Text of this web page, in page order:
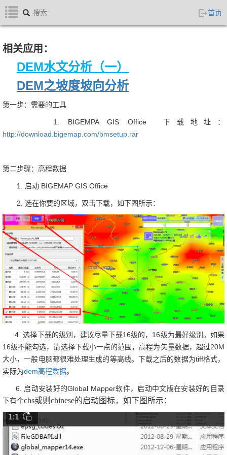
BIGEMAP快速入门
Bigemap版本更新列表
下载及安装BIGEMAP软件
高程等高线
高清卫星地图
批量添加第三方在线地图
添加三方地图服务
注册天地图官网账号
卫星影像
地图源之天地图
地图源之天地图地方高清
地质图图例
下载卫星地图-下载地图瓦片
下载地图-标准分幅-地图分幅号
下载地图-边界范围-行政边界-
KML/KMZ/SHP
下载地图-查看下载任务
行政边界-省市区县乡镇边界线
坡度坡向分析-高程等高线提取
高程等高线DEM-水文分析
高程等高线DEM-水文分析之二
高程DEM-等高线生成-AutoCAD等高线
首页
相关应用：
DEM水文分析（一）
DEM之坡度坡向分析
第一步：需要的工具
1. BIGEMPA GIS Office 下载地址：
http://download.bigemap.com/bmsetup.rar
第二步骤：高程数据
1. 启动 BIGEMAP GIS Office
2. 选在你要的区域，双击下载，如下图所示：
4. 选择下载的级别，建议尽量下载16级的，16级为最好级别。如果
16级不能勾选，请选择下载小一点的范围，高程为矢量数据，超过20M
大小，一般电脑都很难处理生成的等高线。下载之后的数据为tiff格式，
实际为dem高程数据。
6. 启动安装好的Global Mapper软件，启动中文版在安装好的目录
下有个chs或则 chinese的启动图标，如下图所示：